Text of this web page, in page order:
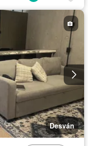
Desván